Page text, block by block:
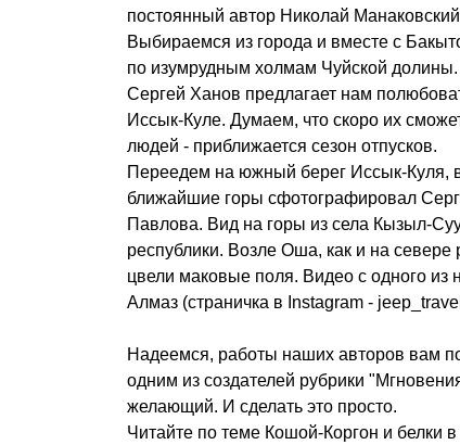
постоянный автор Николай
Выбираемся из города и вместе с
по изумрудным холмам Чуйской долины.
Сергей Ханов предлагает нам
Иссык-Куле. Думаем, что скоро их
людей - приближается сезон отпусков.
Переедем на южный берег Иссык-Куля,
ближайшие горы сфотографировал
Павлова. Вид на горы из села Кызыл-
республики. Возле Оша, как и на севере
цвели маковые поля. Видео с одного из
Алмаз (страничка в Instagram -
Надеемся, работы наших авторов вам
одним из создателей рубрики
желающий. И сделать это просто.
Читайте по теме Кошой-Коргон и белки